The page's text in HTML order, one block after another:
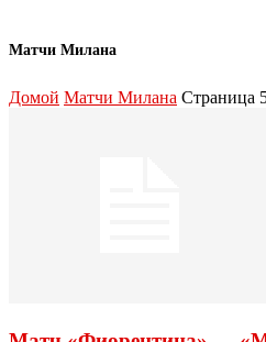
Матчи Милана
Домой Матчи Милана Страница